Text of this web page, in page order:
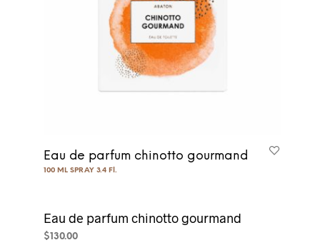
Eau de parfum chinotto gourmand
100 ML SPRAY 3.4 Fl.
Eau de parfum chinotto gourmand
$ 130.00